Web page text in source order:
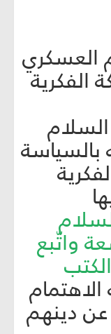
العسكري
الفكرية
بالسياسة
واتّبع
عن دينهم